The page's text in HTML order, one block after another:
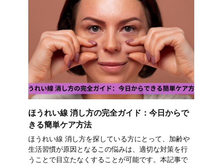
ほうれい線 消し方の完全ガイド：今日からで
きる簡単ケア方法
ほうれい線 消し方を探している方にとって、加齢や
生活習慣が原因となるこの悩みは、適切な対策を行
うことで目立たなくすることが可能です。本記事で